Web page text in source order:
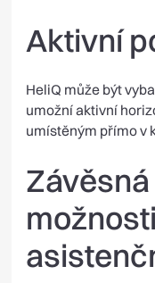
Aktivní
HeliQ může být
umožní aktivní
umístěným přímo v